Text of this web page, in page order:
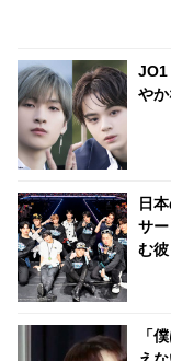
JO1
や
日
サ
む
「